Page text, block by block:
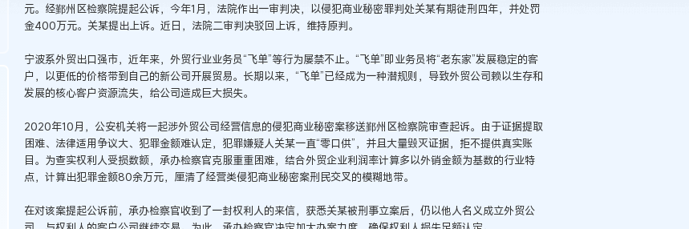
元。经鄞州区检察院提起公诉，今年1月，法院作出一审判决，以侵犯商业秘密罪判处关某有期徒刑四年，并处罚
金400万元。关某提出上诉。近日，法院二审判决驳回上诉，维持原判。
宁波系外贸出口强市，近年来，外贸行业业务员“飞单”等行为屡禁不止。“飞单”即业务员将“老东家”发展稳定的客
户，以更低的价格带到自己的新公司开展贸易。长期以来，“飞单”已经成为一种潜规则，导致外贸公司赖以生存和
发展的核心客户资源流失，给公司造成巨大损失。
2020年10月，公安机关将一起涉外贸公司经营信息的侵犯商业秘密案移送鄞州区检察院审查起诉。由于证据提取
困难、法律适用争议大、犯罪金额难认定，犯罪嫌疑人关某一直“零口供”，并且大量毁灭证据，拒不提供真实账
目。为查实权利人受损数额，承办检察官克服重重困难，结合外贸企业利润率计算多以外销金额为基数的行业特
点，计算出犯罪金额80余万元，厘清了经营类侵犯商业秘密案刑民交叉的模糊地带。
在对该案提起公诉前，承办检察官收到了一封权利人的来信，获悉关某被刑事立案后，仍以他人名义成立外贸公